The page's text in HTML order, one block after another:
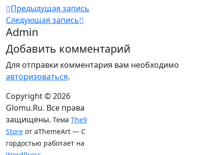
Предыдущая запись
Следующая запись
Admin
Добавить комментарий
Для отправки комментария вам необходимо
авторизоваться.
Copyright © 2026
Glomu.Ru. Все права
защищены. Тема The9
Store от aThemeArt — С
гордостью работает на